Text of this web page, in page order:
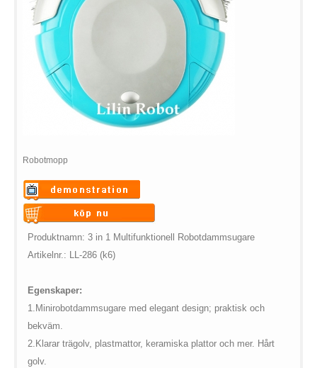
Robotmopp
Warning
: Undefined variable
$vii_demo_video_text in
global.com/includes/templates/theme100/templates/
Warning
: Undefined variable
$vii_buy_now_text in
global.com/includes/templates/theme100/templates/
on line 42
Produktnamn: 3 in 1 Multifunktionell Robotdammsugare
Artikelnr.: LL-286 (k6)
Egenskaper:
1. Minirobotdammsugare med elegant design; praktisk och
bekväm.
2. Klarar trägolv, plastmattor, keramiska plattor och mer. Hårt
golv.